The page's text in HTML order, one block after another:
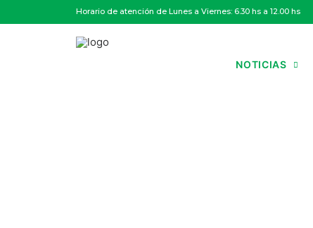
Horario de atención de Lunes a Viernes: 6.30 hs a 12.00 hs
NOTICIAS